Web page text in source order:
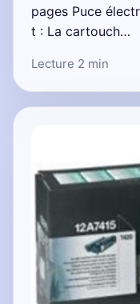
pages Puce
t : La cartouch…
Lecture 2 min